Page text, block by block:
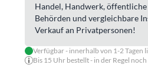
Handel, Handwerk,
Behörden und vergleichbare
Verkauf an Privatpersonen!
Verfügbar - innerhalb von 1-2 Tagen
Bis 15 Uhr bestellt - in der Regel